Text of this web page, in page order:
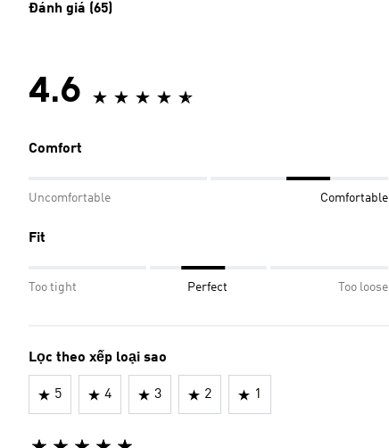
Đánh giá (65)
4.6
Comfort
Uncomfortable Comfortable
Fit
Too tight Perfect Too loose
Lọc theo xếp loại sao
5 4 3 2 1